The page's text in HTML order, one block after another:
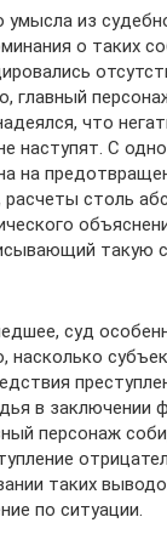
из
о таких
главный
что
наступят. С
на
столь
такую
суд
насколько
в заключении
персонаж
таких
по ситуации.